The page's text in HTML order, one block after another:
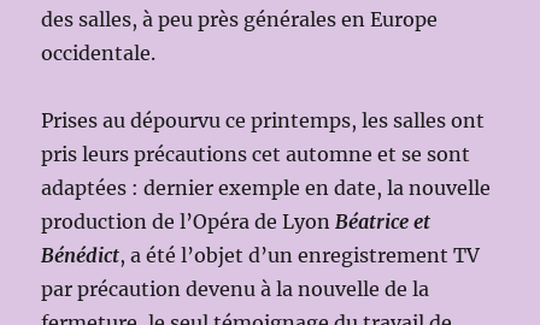
des salles, à peu près générales en Europe
occidentale.
Prises au dépourvu ce printemps, les salles ont
pris leurs précautions cet automne et se sont
adaptées : dernier exemple en date, la nouvelle
production de l’Opéra de LyonBéatrice et
Bénédict, a été l’objet d’un enregistrement TV
par précaution devenu à la nouvelle de la